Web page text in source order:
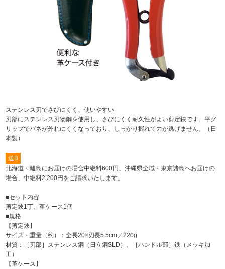
ステンレス刃でさびにくく、使いやすい
刃部にステンレス刃物鋼を使用し、さびにくく耐久性がよい剪定鋏です。平グ
リップでバネが外れにくくなっており、しっかり握れて力が逃げません。（日
本製）
送B
北海道・離島にお届けの場合中継料600円、沖縄県全域・東京諸島へお届けの
場合、中継料2,200円をご請求いたします。
■セット内容
剪定鋏1丁、革ケース1個
■規格
【剪定鋏】
サイズ・重量（約）：全長20×刃長5.5cm／220g
材質：［刃部］ステンレス鋼（日立鋼SLD）、［ハンドル部］鉄（メッキ加
工）
【革ケース】